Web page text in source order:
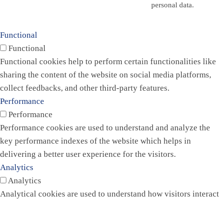
personal data.
Functional
Functional
Functional cookies help to perform certain functionalities like
sharing the content of the website on social media platforms,
collect feedbacks, and other third-party features.
Performance
Performance
Performance cookies are used to understand and analyze the
key performance indexes of the website which helps in
delivering a better user experience for the visitors.
Analytics
Analytics
Analytical cookies are used to understand how visitors interact